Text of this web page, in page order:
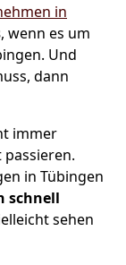
in
, wenn es um
Und
dann
immer
in Tübingen
schnell
sehen